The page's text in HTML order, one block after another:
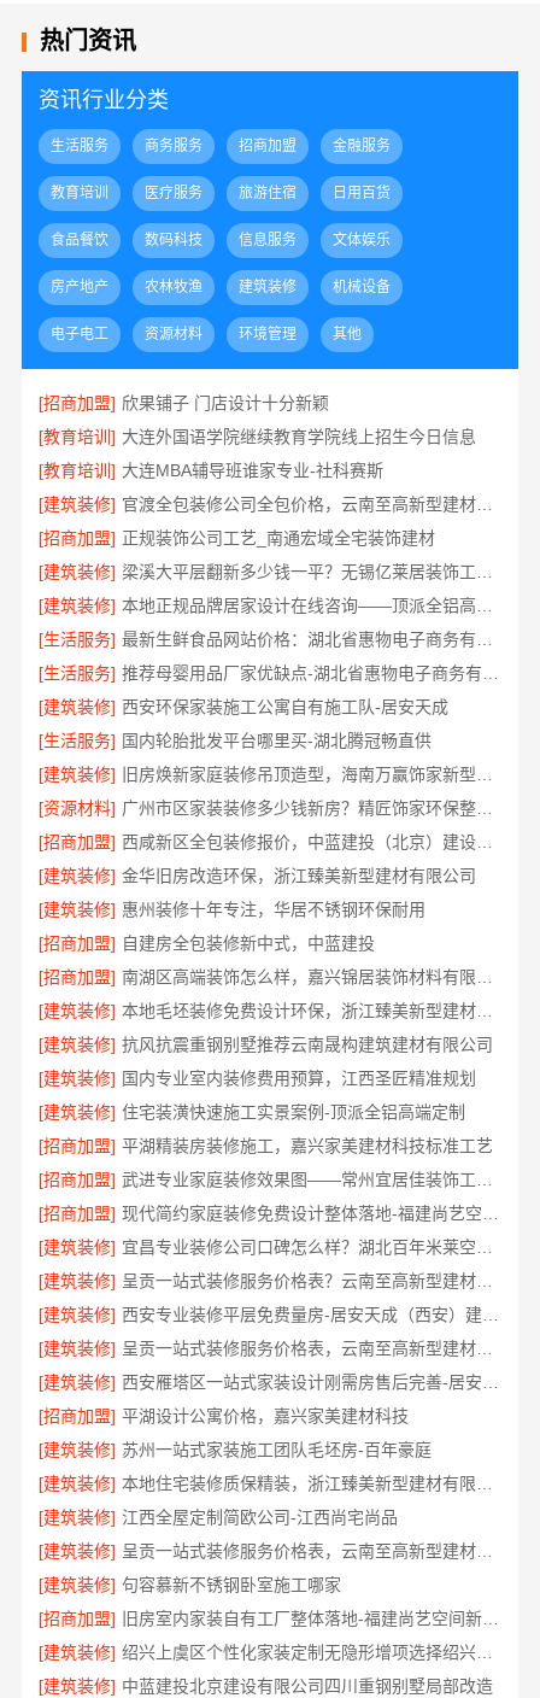
热门资讯
资讯行业分类
生活服务 商务服务 招商加盟 金融服务
教育培训 医疗服务 旅游住宿 日用百货
食品餐饮 数码科技 信息服务 文体娱乐
房产地产 农林牧渔 建筑装修 机械设备
电子电工 资源材料 环境管理 其他
[招商加盟] 欣果铺子 门店设计十分新颖
[教育培训] 大连外国语学院继续教育学院线上招生今日信息
[教育培训] 大连MBA辅导班谁家专业-社科赛斯
[建筑装修]
官渡全包装修公司全包价格，云南至高新型建材有限公司
[招商加盟] 正规装饰公司工艺_南通宏域全宅装饰建材
[建筑装修]
[建筑装修]
[生活服务]
[生活服务]
[建筑装修] 西安环保家装施工公寓自有施工队-居安天成
[生活服务] 国内轮胎批发平台哪里买-湖北腾冠畅直供
[建筑装修]
[资源材料]
广州市区家装装修多少钱新房？精匠饰家环保整装方案
[招商加盟]
西咸新区全包装修报价，中蓝建投（北京）建设有限公司武功分公司透明
[建筑装修] 金华旧房改造环保，浙江臻美新型建材有限公司
[建筑装修] 惠州装修十年专注，华居不锈钢环保耐用
[招商加盟] 自建房全包装修新中式，中蓝建投
[招商加盟]
[建筑装修]
本地毛坯装修免费设计环保，浙江臻美新型建材有限公司绿色家装
[建筑装修] 抗风抗震重钢别墅推荐云南晟构建筑建材有限公司
[建筑装修] 国内专业室内装修费用预算，江西圣匠精准规划
[建筑装修] 住宅装潢快速施工实景案例-顶派全铝高端定制
[招商加盟] 平湖精装房装修施工，嘉兴家美建材科技标准工艺
[招商加盟]
[招商加盟]
[建筑装修]
[建筑装修]
呈贡一站式装修服务价格表？云南至高新型建材有限公司
[建筑装修]
西安专业装修平层免费量房-居安天成（西安）建筑工程有限责任公司
[建筑装修]
呈贡一站式装修服务价格表，云南至高新型建材有限公司
[建筑装修]
[招商加盟] 平湖设计公寓价格，嘉兴家美建材科技
[建筑装修] 苏州一站式家装施工团队毛坯房-百年豪庭
[建筑装修]
[建筑装修] 江西全屋定制简欧公司-江西尚宅尚品
[建筑装修]
呈贡一站式装修服务价格表，云南至高新型建材有限公司
[建筑装修] 句容慕新不锈钢卧室施工哪家
[招商加盟]
旧房室内家装自有工厂整体落地-福建尚艺空间新材料科技有限公司
[建筑装修]
绍兴上虞区个性化家装定制无隐形增项选择绍兴卓鑫装饰材料有限公司
[建筑装修] 中蓝建投北京建设有限公司四川重钢别墅局部改造